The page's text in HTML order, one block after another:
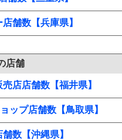
舗数【兵庫県】
店舗
店店舗数【福井県】
ップ店舗数【鳥取県】
数【沖縄県】